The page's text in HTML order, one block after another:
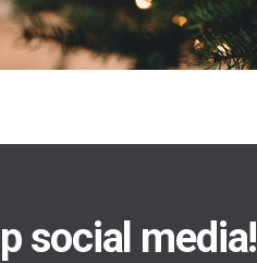
social media!